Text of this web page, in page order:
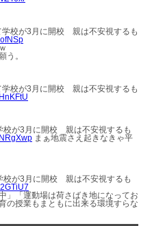
校が3月に開校 親は不安視するも
う。
校が3月に開校 親は不安視するも
校が3月に開校 親は不安視するも
まぁ地震さえ起きなきゃ平
校が3月に開校 親は不安視するも
」「運動場は荷さばき地になってお
の授業もまともに出来る環境すらな